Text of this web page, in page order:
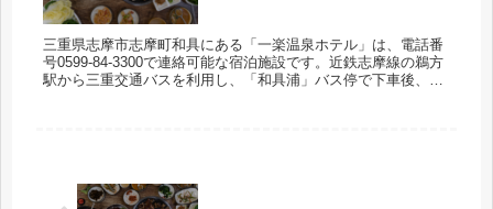
三重県志摩市志摩町和具にある「一楽温泉ホテル」は、電話番
号0599-84-3300で連絡可能な宿泊施設です。近鉄志摩線の鵜方
駅から三重交通バスを利用し、「和具浦」バス停で下車後、徒